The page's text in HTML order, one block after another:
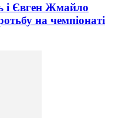
і Євген Жмайло
на чемпіонаті